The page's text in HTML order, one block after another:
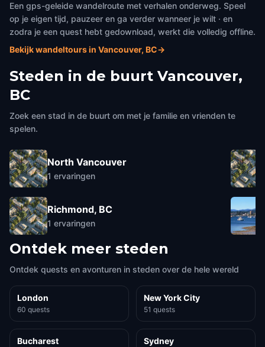
Een gps-geleide wandelroute met verhalen onderweg. Speel
op je eigen tijd, pauzeer en ga verder wanneer je wilt · en
zodra je een quest hebt gedownload, werkt die volledig offline.
Bekijk wandeltours in Vancouver, BC→
Steden in de buurt Vancouver,
BC
Zoek een stad in de buurt om met je familie en vrienden te
spelen.
North Vancouver
1 ervaringen
Richmond, BC
1 ervaringen
Ontdek meer steden
Ontdek quests en avonturen in steden over de hele wereld
London
60 quests
New York City
51 quests
Bucharest Sydney